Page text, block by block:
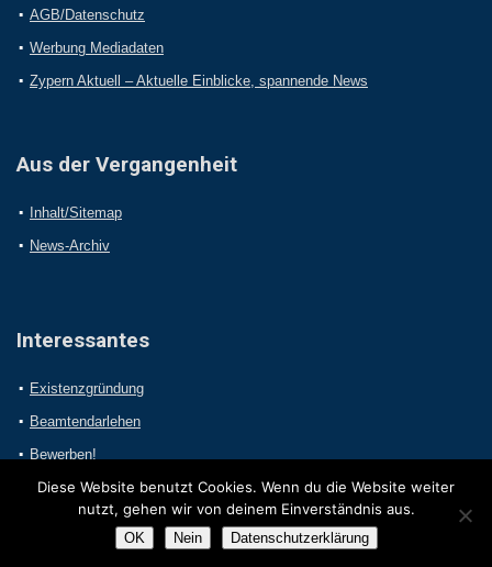
AGB/Datenschutz
Werbung Mediadaten
Zypern Aktuell – Aktuelle Einblicke, spannende News
Aus der Vergangenheit
Inhalt/Sitemap
News-Archiv
Interessantes
Existenzgründung
Beamtendarlehen
Bewerben!
2017 Online-Presseportal.com. Alle Rechte vorbehalten.
Diese Website benutzt Cookies. Wenn du die Website weiter
nutzt, gehen wir von deinem Einverständnis aus.
OK Nein Datenschutzerklärung